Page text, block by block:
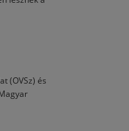
öt
a Libri
(OVSz) és